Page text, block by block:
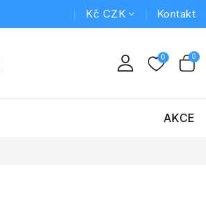
Kč CZK Kontakt
AKCE